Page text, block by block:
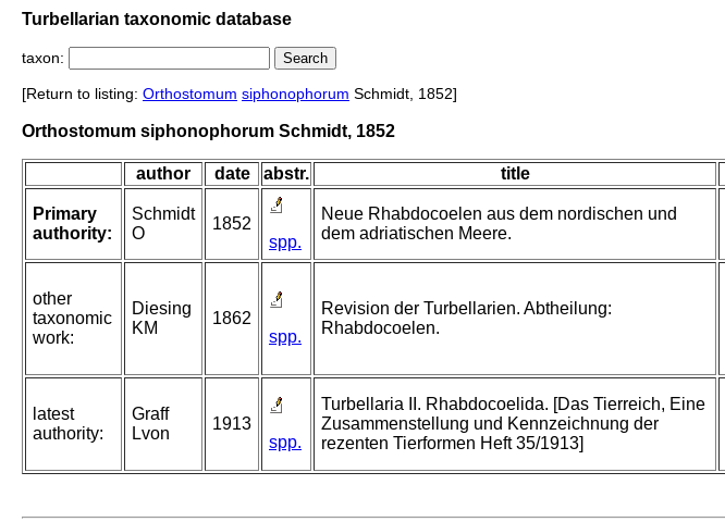
Turbellarian taxonomic database
taxon:
[Return to listing: Orthostomum siphonophorum Schmidt, 1852]
Orthostomum siphonophorum Schmidt, 1852
author date abstr. title
Primary
authority:
Schmidt
O
1852
spp.
Neue Rhabdocoelen aus dem nordischen und
dem adriatischen Meere.
other
taxonomic
work:
Diesing
KM
1862
spp.
Revision der Turbellarien. Abtheilung:
Rhabdocoelen.
latest
authority:
Graff
Lvon
1913
spp.
Turbellaria II. Rhabdocoelida. [Das Tierreich, Eine
Zusammenstellung und Kennzeichnung der
rezenten Tierformen Heft 35/1913]